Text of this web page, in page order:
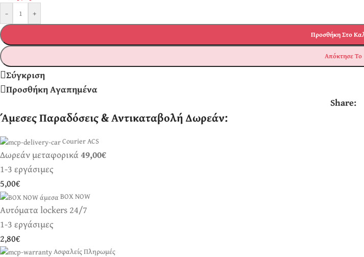
- +
Προσθήκη Στο
Απόκτησε Το
Σύγκριση
Προσθήκη Αγαπημένα
Share:
Άμεσες Παραδόσεις & Αντικαταβολή Δωρεάν:
Courier ACS
Δωρεάν μεταφορικά49,00€
1-3 εργάσιμες
5,00€
BOX NOW
Αυτόματα lockers 24/7
1-3 εργάσιμες
2,80€
Ασφαλείς Πληρωμές